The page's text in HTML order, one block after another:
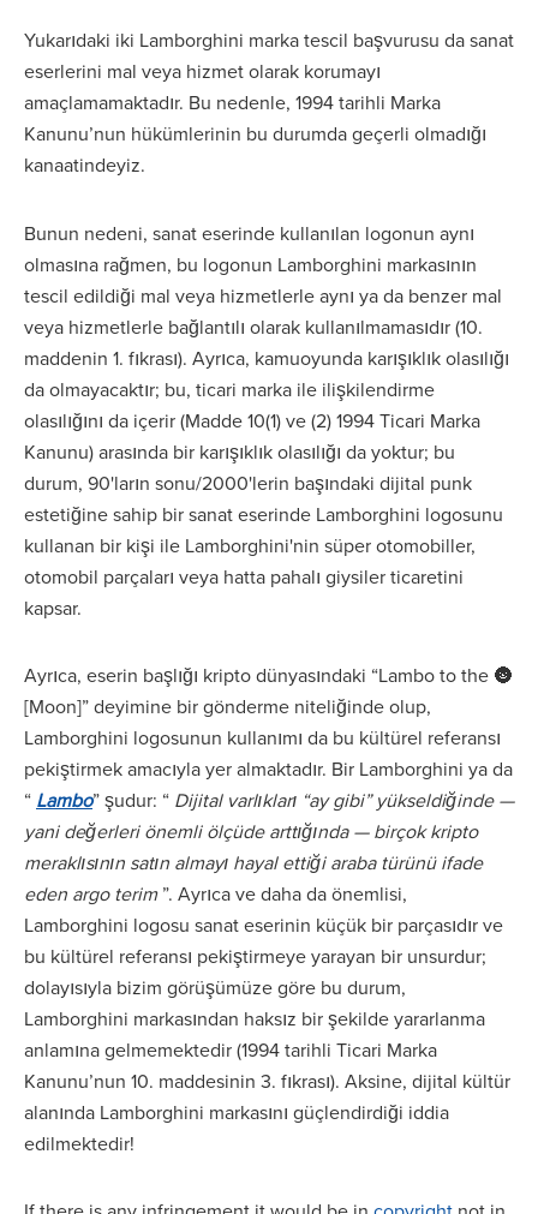
Yukarıdaki iki Lamborghini marka tescil başvurusu da sanat
eserlerini mal veya hizmet olarak korumayı
amaçlamamaktadır. Bu nedenle, 1994 tarihli Marka
Kanunu’nun hükümlerinin bu durumda geçerli olmadığı
kanaatindeyiz.
Bunun nedeni, sanat eserinde kullanılan logonun aynı
olmasına rağmen, bu logonun Lamborghini markasının
tescil edildiği mal veya hizmetlerle aynı ya da benzer mal
veya hizmetlerle bağlantılı olarak kullanılmamasıdır (10.
maddenin 1. fıkrası). Ayrıca, kamuoyunda karışıklık olasılığı
da olmayacaktır; bu, ticari marka ile ilişkilendirme
olasılığını da içerir (Madde 10(1) ve (2) 1994 Ticari Marka
Kanunu) arasında bir karışıklık olasılığı da yoktur; bu
durum, 90'ların sonu/2000'lerin başındaki dijital punk
estetiğine sahip bir sanat eserinde Lamborghini logosunu
kullanan bir kişi ile Lamborghini'nin süper otomobiller,
otomobil parçaları veya hatta pahalı giysiler ticaretini
kapsar.
Ayrıca, eserin başlığı kripto dünyasındaki “Lambo to the 🌚
[Moon]” deyimine bir gönderme niteliğinde olup,
Lamborghini logosunun kullanımı da bu kültürel referansı
pekiştirmek amacıyla yer almaktadır. Bir Lamborghini ya da
“ Lambo” şudur: “ Dijital varlıkları “ay gibi” yükseldiğinde —
yani değerleri önemli ölçüde arttığında — birçok kripto
meraklısının satın almayı hayal ettiği araba türünü ifade
eden argo terim”. Ayrıca ve daha da önemlisi,
Lamborghini logosu sanat eserinin küçük bir parçasıdır ve
bu kültürel referansı pekiştirmeye yarayan bir unsurdur;
dolayısıyla bizim görüşümüze göre bu durum,
Lamborghini markasından haksız bir şekilde yararlanma
anlamına gelmemektedir (1994 tarihli Ticari Marka
Kanunu’nun 10. maddesinin 3. fıkrası). Aksine, dijital kültür
alanında Lamborghini markasını güçlendirdiği iddia
edilmektedir!